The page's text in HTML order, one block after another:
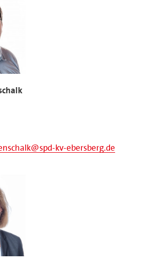
kv-ebersberg.de